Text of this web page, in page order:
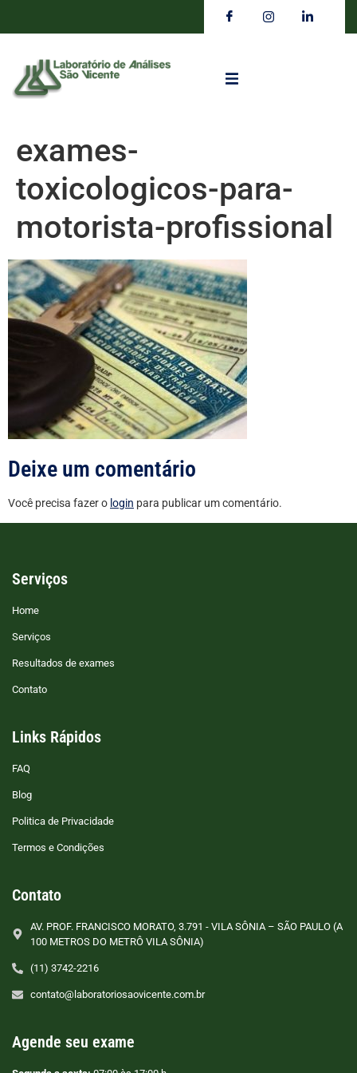
exames-
toxicologicos-para-
motorista-profissional
Deixe um comentário
Você precisa fazer o login para publicar um comentário.
Serviços
Home
Serviços
Resultados de exames
Contato
Links Rápidos
FAQ
Blog
Politica de Privacidade
Termos e Condições
Contato
AV. PROF. FRANCISCO MORATO, 3.791 - VILA SÔNIA – SÃO PAULO (A
100 METROS DO METRÔ VILA SÔNIA)
(11) 3742-2216
contato@laboratoriosaovicente.com.br
Agende seu exame